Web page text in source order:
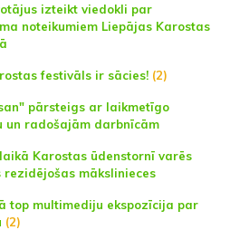
izteikt viedokli par
noteikumiem Liepājas Karostas
festivāls ir sācies! (2)
pārsteigs ar laikmetīgo
un radošajām darbnīcām
Karostas ūdenstornī varēs
rezidējošas mākslinieces
top multimediju ekspozīcija par
(2)